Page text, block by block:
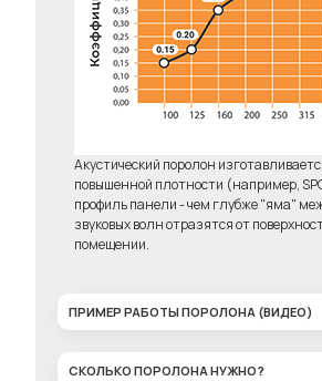
Акустический поролон
повышенной плотности (например,
профиль панели - чем глубже "яма"
звуковых волн отразятся от
помещении.
ПРИМЕР РАБОТЫ ПОРОЛОНА (ВИДЕО)
СКОЛЬКО ПОРОЛОНА НУЖНО?